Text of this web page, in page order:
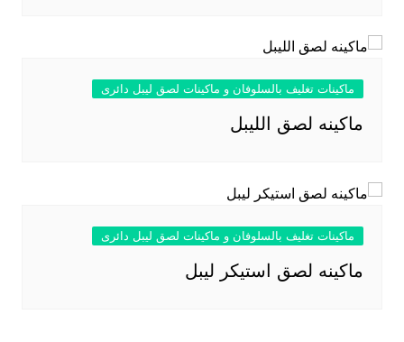
ماكينات تغليف بالسلوفان و ماكينات لصق ليبل دائرى
ماكينه لصق الليبل
ماكينات تغليف بالسلوفان و ماكينات لصق ليبل دائرى
ماكينه لصق استيكر ليبل